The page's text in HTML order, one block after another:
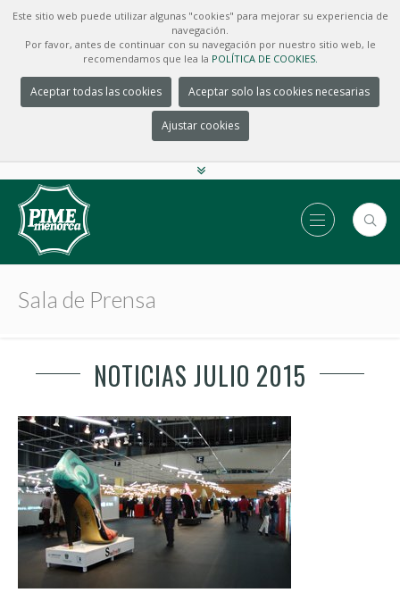
Este sitio web puede utilizar algunas "cookies" para mejorar su experiencia de
navegación.
Por favor, antes de continuar con su navegación por nuestro sitio web, le
recomendamos que lea la POLÍTICA DE COOKIES.
Aceptar todas las cookies Aceptar solo las cookies necesarias
Ajustar cookies
Sala de Prensa
NOTICIAS JULIO 2015